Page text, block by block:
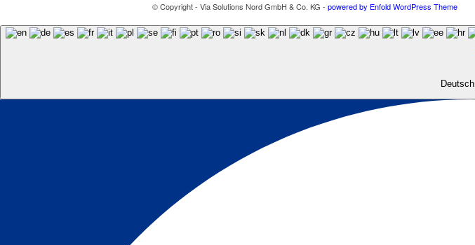
© Copyright - Via Solutions Nord GmbH & Co. KG - powered by Enfold WordPress Theme
Deutsch